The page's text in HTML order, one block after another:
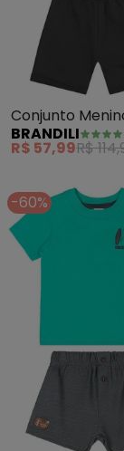
Conjunto
Cachorrinho em
(Verde)
BRANDILI
R$ 57,99R$
-60%